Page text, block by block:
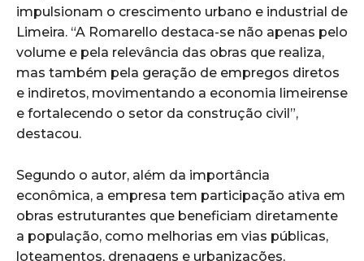
impulsionam o crescimento urbano e industrial de
Limeira. “A Romarello destaca-se não apenas pelo
volume e pela relevância das obras que realiza,
mas também pela geração de empregos diretos
e indiretos, movimentando a economia limeirense
e fortalecendo o setor da construção civil”,
destacou.
Segundo o autor, além da importância
econômica, a empresa tem participação ativa em
obras estruturantes que beneficiam diretamente
a população, como melhorias em vias públicas,
loteamentos, drenagens e urbanizações,